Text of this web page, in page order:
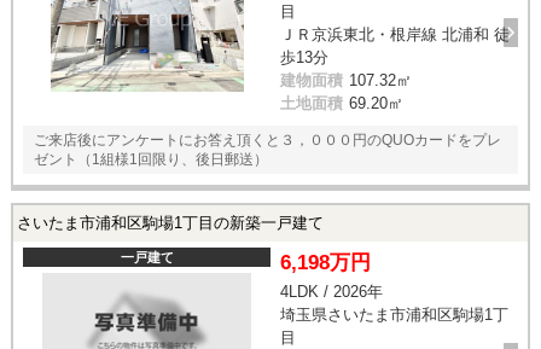
目
ＪＲ京浜東北・根岸線 北浦和 徒
歩13分
建物面積 107.32㎡
土地面積 69.20㎡
ご来店後にアンケートにお答え頂くと３，０００円のQUOカードをプレ
ゼント（1組様1回限り、後日郵送）
さいたま市浦和区駒場1丁目の新築一戸建て
一戸建て 6,198万円
4LDK / 2026年
埼玉県さいたま市浦和区駒場1丁
目